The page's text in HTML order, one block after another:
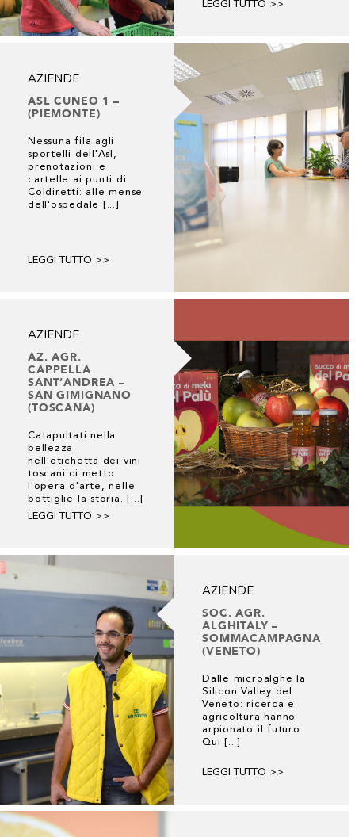
LEGGI TUTTO >>
AZIENDE
ASL CUNEO 1 –
(PIEMONTE)
Nessuna fila agli
sportelli dell'Asl,
prenotazioni e
cartelle ai punti di
Coldiretti: alle mense
dell'ospedale [...]
LEGGI TUTTO >>
AZIENDE
AZ. AGR.
CAPPELLA
SANT’ANDREA –
SAN GIMIGNANO
(TOSCANA)
Catapultati nella
bellezza:
nell'etichetta dei vini
toscani ci metto
l'opera d'arte, nelle
bottiglie la storia. [...]
LEGGI TUTTO >>
AZIENDE
SOC. AGR.
ALGHITALY –
SOMMACAMPAGNA
(VENETO)
Dalle microalghe la
Silicon Valley del
Veneto: ricerca e
agricoltura hanno
arpionato il futuro
Qui [...]
LEGGI TUTTO >>